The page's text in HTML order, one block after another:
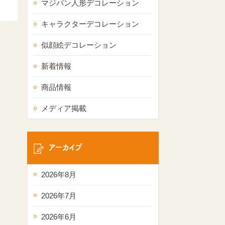
マジパン人形デコレーション
キャラクターデコレーション
似顔絵デコレーション
新着情報
商品情報
メディア掲載
アーカイブ
2026年8月
2026年7月
2026年6月